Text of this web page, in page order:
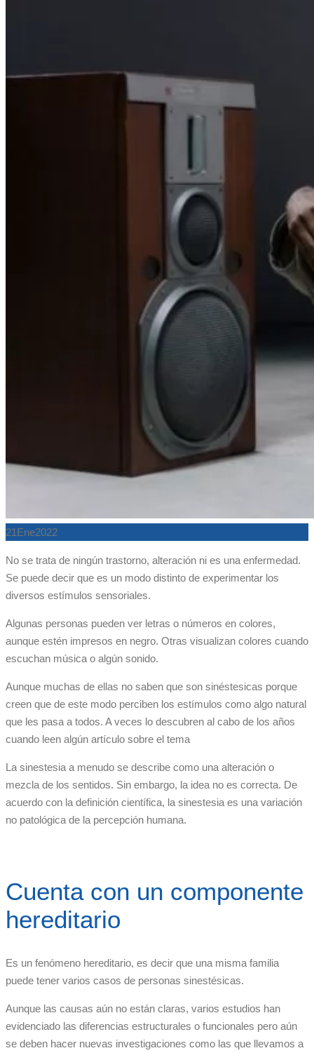
21Ene2022
No se trata de ningún trastorno, alteración ni es una enfermedad.
Se puede decir que es un modo distinto de experimentar los
diversos estímulos sensoriales.
Algunas personas pueden ver letras o números en colores,
aunque estén impresos en negro. Otras visualizan colores cuando
escuchan música o algún sonido.
Aunque muchas de ellas no saben que son sinéstesicas porque
creen que de este modo perciben los estímulos como algo natural
que les pasa a todos. A veces lo descubren al cabo de los años
cuando leen algún artículo sobre el tema
La sinestesia a menudo se describe como una alteración o
mezcla de los sentidos. Sin embargo, la idea no es correcta. De
acuerdo con la definición científica, la sinestesia es una variación
no patológica de la percepción humana.
Cuenta con un componente
hereditario
Es un fenómeno hereditario, es decir que una misma familia
puede tener varios casos de personas sinestésicas.
Aunque las causas aún no están claras, varios estudios han
evidenciado las diferencias estructurales o funcionales pero aún
se deben hacer nuevas investigaciones como las que llevamos a